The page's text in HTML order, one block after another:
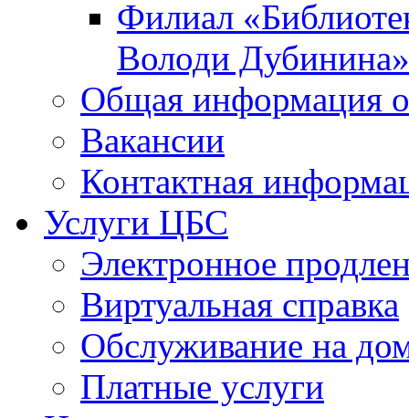
Филиал
Володи Дубинина»
Общая информация
Вакансии
Контактная
Услуги ЦБС
Электронное
Виртуальная справка
Обслуживание на
Платные услуги